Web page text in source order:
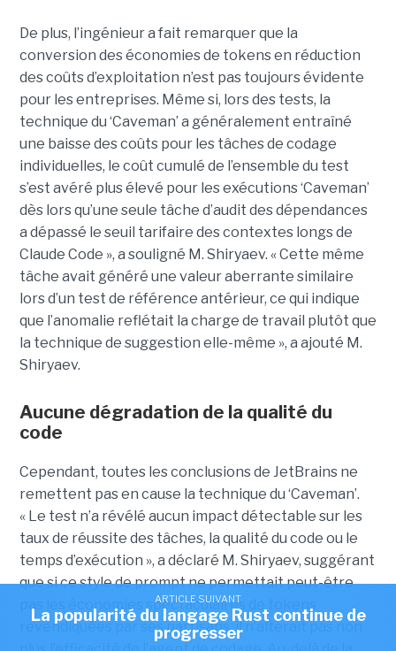
De plus, l’ingénieur a fait remarquer que la
conversion des économies de tokens en réduction
des coûts d’exploitation n’est pas toujours évidente
pour les entreprises. Même si, lors des tests, la
technique du ‘Caveman’ a généralement entraîné
une baisse des coûts pour les tâches de codage
individuelles, le coût cumulé de l’ensemble du test
s’est avéré plus élevé pour les exécutions ‘Caveman’
dès lors qu’une seule tâche d’audit des dépendances
a dépassé le seuil tarifaire des contextes longs de
Claude Code », a souligné M. Shiryaev. « Cette même
tâche avait généré une valeur aberrante similaire
lors d’un test de référence antérieur, ce qui indique
que l’anomalie reflétait la charge de travail plutôt que
la technique de suggestion elle-même », a ajouté M.
Shiryaev.
Aucune dégradation de la qualité du
code
Cependant, toutes les conclusions de JetBrains ne
remettent pas en cause la technique du ‘Caveman’.
« Le test n’a révélé aucun impact détectable sur les
taux de réussite des tâches, la qualité du code ou le
temps d’exécution », a déclaré M. Shiryaev, suggérant
que si ce style de prompt ne permettait peut-être
pas les économies spectaculaires de tokens
revendiquées par ses partisans, il n’altérait pas non
ARTICLE SUIVANT
La popularité du langage Rust continue de
progresser